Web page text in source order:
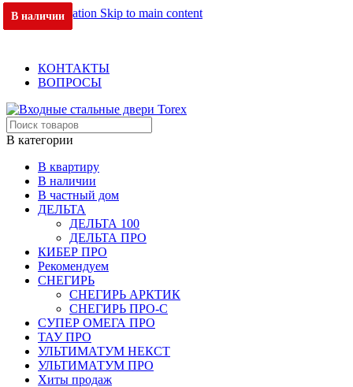
Skip to navigation Skip to main content
ОФИЦИАЛЬНЫЙ ДИЛЕР В МОСКВЕ
КОНТАКТЫ
ВОПРОСЫ
В категории
В квартиру
В наличии
В частный дом
ДЕЛЬТА
ДЕЛЬТА 100
ДЕЛЬТА ПРО
КИБЕР ПРО
Рекомендуем
СНЕГИРЬ
СНЕГИРЬ АРКТИК
СНЕГИРЬ ПРО-С
СУПЕР ОМЕГА ПРО
ТАУ ПРО
УЛЬТИМАТУМ НЕКСТ
УЛЬТИМАТУМ ПРО
Хиты продаж
В наличии
В наличии
В наличии
В наличии
В наличии
В наличии
В наличии